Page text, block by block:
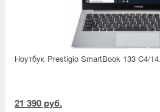
Ноутбук Prestigio SmartBook 133 C4/
21 390 руб.